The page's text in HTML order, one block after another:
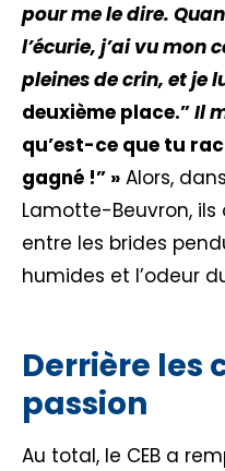
pour me le dire.
l’écurie, j’ai vu mon
pleines de crin, et je
deuxième place.”Il
qu’est-ce que tu
gagné !” » Alors,
Lamotte-Beuvron,
entre les brides
humides et l’odeur
Derrière les
passion
Au total, le CEB a